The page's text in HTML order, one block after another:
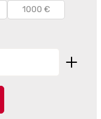
1000 €
Wert ein